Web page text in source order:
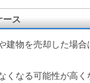
ース
建物を売却した場
くなる可能性が高く